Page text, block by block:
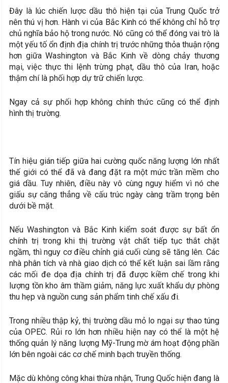
Đây là lúc chiến lược dầu thô hiện tại của Trung Quốc trở
nên thú vị hơn. Hành vi của Bắc Kinh có thể không chỉ hỗ trợ
chủ nghĩa bảo hộ trong nước. Nó cũng có thể đóng vai trò là
một yếu tố ổn định địa chính trị trước những thỏa thuận rộng
hơn giữa Washington và Bắc Kinh về dòng chảy thương
mại, việc thực thi lệnh trừng phạt, dầu thô của Iran, hoặc
thậm chí là phối hợp dự trữ chiến lược.
Ngay cả sự phối hợp không chính thức cũng có thể định
hình thị trường.
Tín hiệu gián tiếp giữa hai cường quốc năng lượng lớn nhất
thế giới có thể đã và đang đặt ra một mức trần mềm cho
giá dầu. Tuy nhiên, điều này vô cùng nguy hiểm vì nó che
giấu sự căng thẳng về cấu trúc ngày càng trầm trọng bên
dưới bề mặt.
Nếu Washington và Bắc Kinh kiểm soát được sự bất ổn
chính trị trong khi thị trường vật chất tiếp tục thắt chặt
ngầm, thì nguy cơ điều chỉnh giá cuối cùng sẽ tăng lên. Các
nhà phân tích và nhà giao dịch có thể kết luận sai lầm rằng
các mối đe dọa địa chính trị đã được kiềm chế trong khi
lượng tồn kho âm thầm giảm, năng lực xuất khẩu dự phòng
thu hẹp và nguồn cung sản phẩm tinh chế xấu đi.
Trong nhiều thập kỷ, thị trường dầu mỏ lo ngại sự thao túng
của OPEC. Rủi ro lớn hơn nhiều hiện nay có thể là một hệ
thống quản lý năng lượng Mỹ-Trung mờ ám hoạt động phần
lớn bên ngoài các cơ chế minh bạch truyền thống.
Mặc dù không công khai thừa nhận, Trung Quốc hiện đang là